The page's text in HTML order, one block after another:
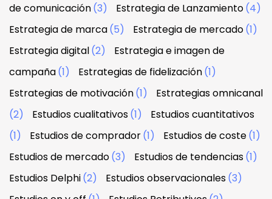
de comunicación(3) Estrategia de Lanzamiento(4)
Estrategia de marca(5) Estrategia de mercado(1)
Estrategia digital(2)
Estrategia e imagen de
campaña(1) Estrategias de fidelización(1)
Estrategias de motivación(1)
Estrategias omnicanal
(2)
Estudios cualitativos(1)
Estudios cuantitativos
(1)
Estudios de comprador(1) Estudios de coste(1)
Estudios de mercado(3) Estudios de tendencias(1)
Estudios Delphi(2) Estudios observacionales(3)